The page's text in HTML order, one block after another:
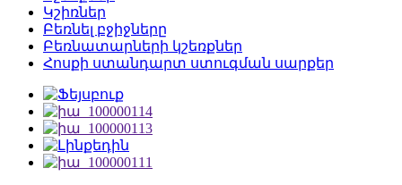
Կշիռներ
Բեռնել բջիջները
Բեռնատարների կշեռքներ
Հոսքի ստանդարտ ստուգման սարքեր